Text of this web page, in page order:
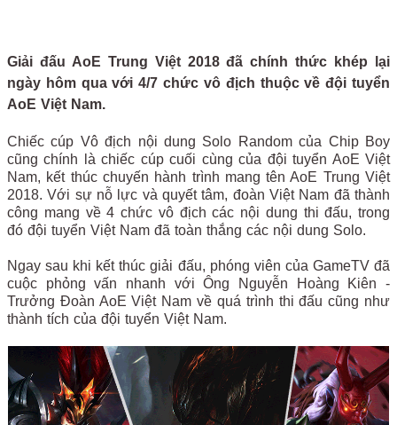
Giải đấu AoE Trung Việt 2018 đã chính thức khép lại
ngày hôm qua với 4/7 chức vô địch thuộc về đội tuyển
AoE Việt Nam.
Chiếc cúp Vô địch nội dung Solo Random của Chip Boy
cũng chính là chiếc cúp cuối cùng của đội tuyển AoE Việt
Nam, kết thúc chuyến hành trình mang tên AoE Trung Việt
2018. Với sự nỗ lực và quyết tâm, đoàn Việt Nam đã thành
công mang về 4 chức vô địch các nội dung thi đấu, trong
đó đội tuyển Việt Nam đã toàn thắng các nội dung Solo.
Ngay sau khi kết thúc giải đấu, phóng viên của GameTV đã
cuộc phỏng vấn nhanh với Ông Nguyễn Hoàng Kiên -
Trưởng Đoàn AoE Việt Nam về quá trình thi đấu cũng như
thành tích của đội tuyển Việt Nam.